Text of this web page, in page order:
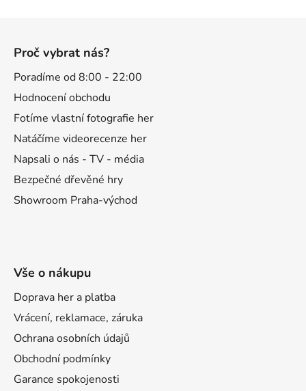
Proč vybrat nás?
Poradíme od 8:00 - 22:00
Hodnocení obchodu
Fotíme vlastní fotografie her
Natáčíme videorecenze her
Napsali o nás - TV - média
Bezpečné dřevěné hry
Showroom Praha-východ
Vše o nákupu
Doprava her a platba
Vrácení, reklamace, záruka
Ochrana osobních údajů
Obchodní podmínky
Garance spokojenosti